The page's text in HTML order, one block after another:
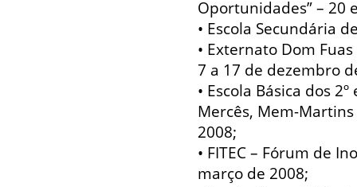
Oportunidades” – 20
• Escola Secundária
• Externato Dom
7 a 17 de dezembro
• Escola Básica dos
Mercês, Mem-Martins
2008;
• FITEC – Fórum de
março de 2008;